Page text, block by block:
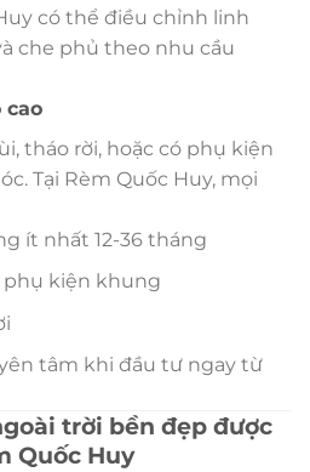
có thể điều chỉnh linh
che phủ theo nhu cầu
cao
tháo rời, hoặc có phụ kiện
Tại Rèm Quốc Huy, mọi
ít nhất 12-36 tháng
phụ kiện khung
tâm khi đầu tư ngay từ
trời bền đẹp được
Quốc Huy